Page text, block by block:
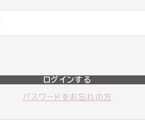
ログインする
パスワードをお忘れの方